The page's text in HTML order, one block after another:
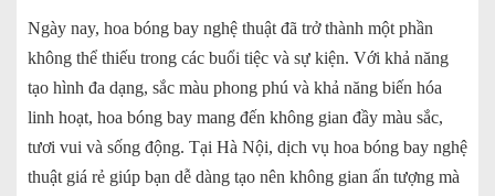
Ngày nay, hoa bóng bay nghệ thuật đã trở thành một phần
không thể thiếu trong các buổi tiệc và sự kiện. Với khả năng
tạo hình đa dạng, sắc màu phong phú và khả năng biến hóa
linh hoạt, hoa bóng bay mang đến không gian đầy màu sắc,
tươi vui và sống động. Tại Hà Nội, dịch vụ hoa bóng bay nghệ
thuật giá rẻ giúp bạn dễ dàng tạo nên không gian ấn tượng mà